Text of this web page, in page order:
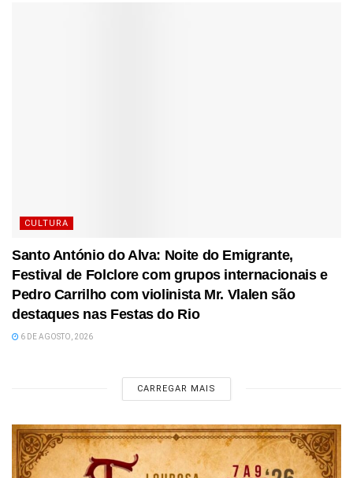
CULTURA
Santo António do Alva: Noite do Emigrante,
Festival de Folclore com grupos internacionais e
Pedro Carrilho com violinista Mr. Vlalen são
destaques nas Festas do Rio
6 DE AGOSTO, 2026
CARREGAR MAIS